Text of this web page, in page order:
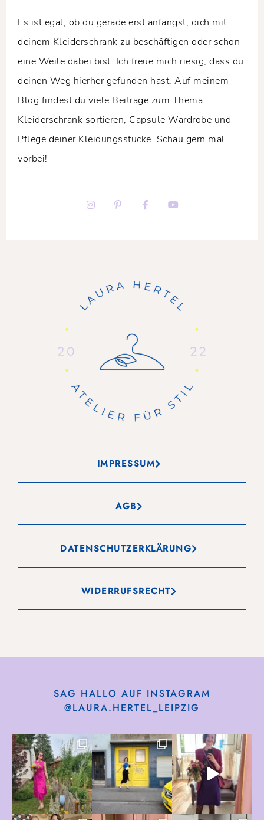
Es ist egal, ob du gerade erst anfängst, dich mit
deinem Kleiderschrank zu beschäftigen oder schon
eine Weile dabei bist. Ich freue mich riesig, dass du
deinen Weg hierher gefunden hast. Auf meinem
Blog findest du viele Beiträge zum Thema
Kleiderschrank sortieren, Capsule Wardrobe und
Pflege deiner Kleidungsstücke. Schau gern mal
vorbei!
IMPRESSUM
AGB
DATENSCHUTZERKLÄRUNG
WIDERRUFSRECHT
SAG HALLO AUF INSTAGRAM
@LAURA.HERTEL_LEIPZIG